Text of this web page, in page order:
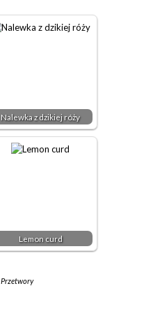
Nalewka z dzikiej róży
Lemon curd
Przetwory